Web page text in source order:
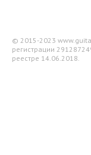
© 2015-2023
регистрации
реестре 14.06.2018.